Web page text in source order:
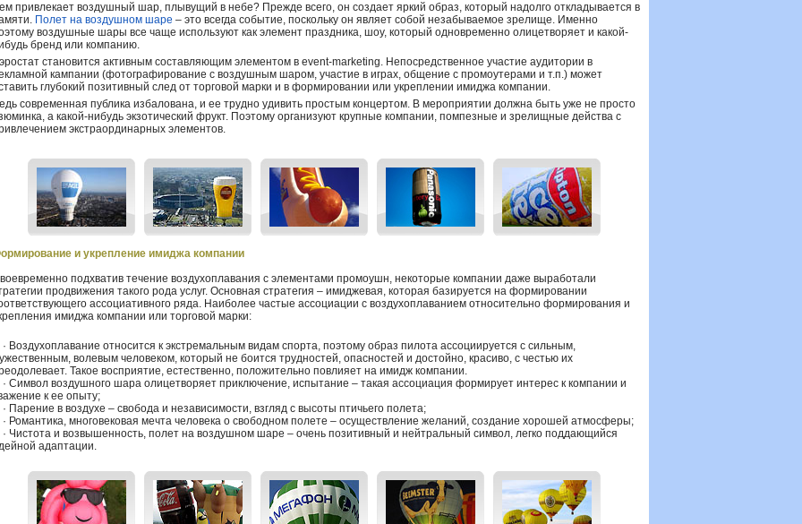
привлекает воздушный шар, плывущий в небе? Прежде всего, он создает яркий образ, который надолго откладывается в
Полет на воздушном шаре – это всегда событие, поскольку он являет собой незабываемое зрелище. Именно
воздушные шары все чаще используют как элемент праздника, шоу, который одновременно олицетворяет и какой-
бренд или компанию.
становится активным составляющим элементом в event-marketing. Непосредственное участие аудитории в
кампании (фотографирование с воздушным шаром, участие в играх, общение с промоутерами и т.п.) может
глубокий позитивный след от торговой марки и в формировании или укреплении имиджа компании.
современная публика избалована, и ее трудно удивить простым концертом. В мероприятии должна быть уже не просто
а какой-нибудь экзотический фрукт. Поэтому организуют крупные компании, помпезные и зрелищные действа с
экстраординарных элементов.
и укрепление имиджа компании
подхватив течение воздухоплавания с элементами промоушн, некоторые компании даже выработали
продвижения такого рода услуг. Основная стратегия – имиджевая, которая базируется на формировании
ассоциативного ряда. Наиболее частые ассоциации с воздухоплаванием относительно формирования и
имиджа компании или торговой марки:
Воздухоплавание относится к экстремальным видам спорта, поэтому образ пилота ассоциируется с сильным,
волевым человеком, который не боится трудностей, опасностей и достойно, красиво, с честью их
Такое восприятие, естественно, положительно повлияет на имидж компании.
Символ воздушного шара олицетворяет приключение, испытание – такая ассоциация формирует интерес к компании и
к ее опыту;
Парение в воздухе – свобода и независимости, взгляд с высоты птичьего полета;
Романтика, многовековая мечта человека о свободном полете – осуществление желаний, создание хорошей атмосферы;
Чистота и возвышенность, полет на воздушном шаре – очень позитивный и нейтральный символ, легко поддающийся
адаптации.